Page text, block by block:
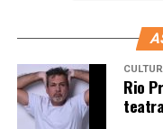
Rio